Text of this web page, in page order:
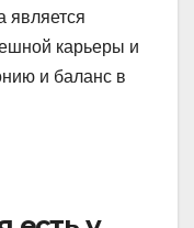
является
карьеры и
и баланс в